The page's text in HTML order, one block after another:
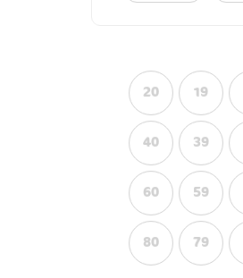
19
20
39
40
59
60
79
80